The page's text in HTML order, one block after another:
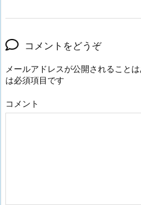
コメントをどうぞ
メールアドレスが公開されることは
は必須項目です
コメント